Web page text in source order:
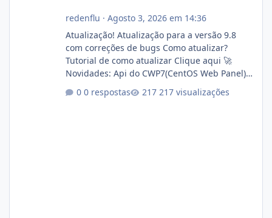
redenflu · Agosto 3, 2026 em 14:36
Atualização! Atualização para a versão 9.8
com correções de bugs Como atualizar?
Tutorial de como atualizar Clique aqui 🚀
Novidades: Api do CWP7(CentOS Web Panel)
autorizado a usasr o isistem:
0 respostas 217 visualizações